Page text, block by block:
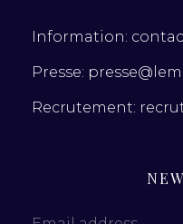
Information:
Presse:
Recrutement: